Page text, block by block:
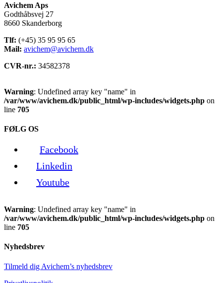
Avichem Aps
Godthåbsvej 27
8660 Skanderborg
Tlf: (+45) 35 95 95 65
Mail: avichem@avichem.dk
CVR-nr.: 34582378
Warning: Undefined array key "name" in
/var/www/avichem.dk/public_html/wp-includes/widgets.php on
line 705
FØLG OS
Facebook
Linkedin
Youtube
Warning: Undefined array key "name" in
/var/www/avichem.dk/public_html/wp-includes/widgets.php on
line 705
Nyhedsbrev
Tilmeld dig Avichem’s nyhedsbrev